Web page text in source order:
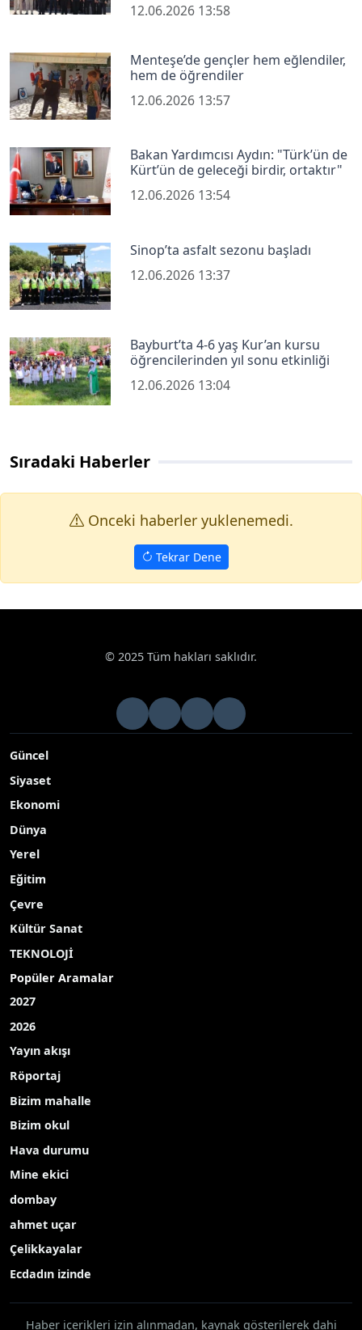
12.06.2026 13:58
Menteşe’de gençler hem eğlendiler,
hem de öğrendiler
12.06.2026 13:57
Bakan Yardımcısı Aydın: "Türk’ün de
Kürt’ün de geleceği birdir, ortaktır"
12.06.2026 13:54
Sinop’ta asfalt sezonu başladı
12.06.2026 13:37
Bayburt’ta 4-6 yaş Kur’an kursu
öğrencilerinden yıl sonu etkinliği
12.06.2026 13:04
Sıradaki Haberler
Onceki haberler yuklenemedi.
Tekrar Dene
© 2025 Tüm hakları saklıdır.
Güncel
Siyaset
Ekonomi
Dünya
Yerel
Eğitim
Çevre
Kültür Sanat
TEKNOLOJİ
Popüler Aramalar
2027
2026
Yayın akışı
Röportaj
Bizim mahalle
Bizim okul
Hava durumu
Mine ekici
dombay
ahmet uçar
Çelikkayalar
Ecdadın izinde
Haber içerikleri izin alınmadan, kaynak gösterilerek dahi